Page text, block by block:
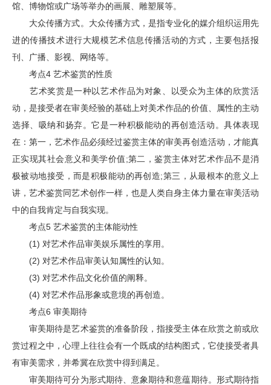
馆、博物馆或广场等举办的画展、雕塑展等。
大众传播方式。大众传播方式，是指专业化的媒介组织运用先
进的传播技术进行大规模艺术信息传播活动的方式，主要包括报
刊、广播、影视、网络等。
考点4 艺术鉴赏的性质
艺术奖赏是一种以艺术作品为对象、以受众为主体的欣赏活
动，是接受者在审美经验的基础上对美术作品的价值、属性的主动
选择、吸纳和扬弃。它是一种积极能动的再创造活动。具体表现
在：第一，艺术作品必须经过鉴赏主体的审美再创造活动，才能真
正实现其社会意义和美学价值;第二，鉴赏主体对艺术作品不是消
极被动地接受，而是积极能动的再创造;第三，从最根本的意义上
讲，艺术鉴赏同艺术创作一样，也是人类自身主体力量在审美活动
中的自我肯定与自我实现。
考点5 艺术鉴赏的主体能动性
(1) 对艺术作品审美娱乐属性的享用。
(2) 对艺术作品审美认知属性的认知。
(3) 对艺术作品文化价值的阐释。
(4) 对艺术作品形象或意境的再创造。
考点6 审美期待
审美期待是艺术鉴赏的准备阶段，指接受主体在欣赏之前或欣
赏过程之中，心理上往往会有一个既成的结构图式，它使接受者具
有审美需求，并希冀在欣赏中得到满足。
审美期待可分为形式期待、意象期待和意蕴期待。形式期待指